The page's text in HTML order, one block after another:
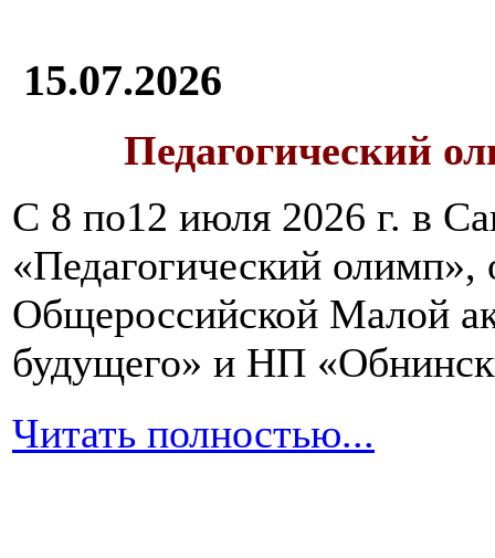
15.07.2026
Педагогический
С 8 по12 июля 2026 г. в
«Педагогический олимп»,
Общероссийской Малой
будущего» и НП
Читать полностью...